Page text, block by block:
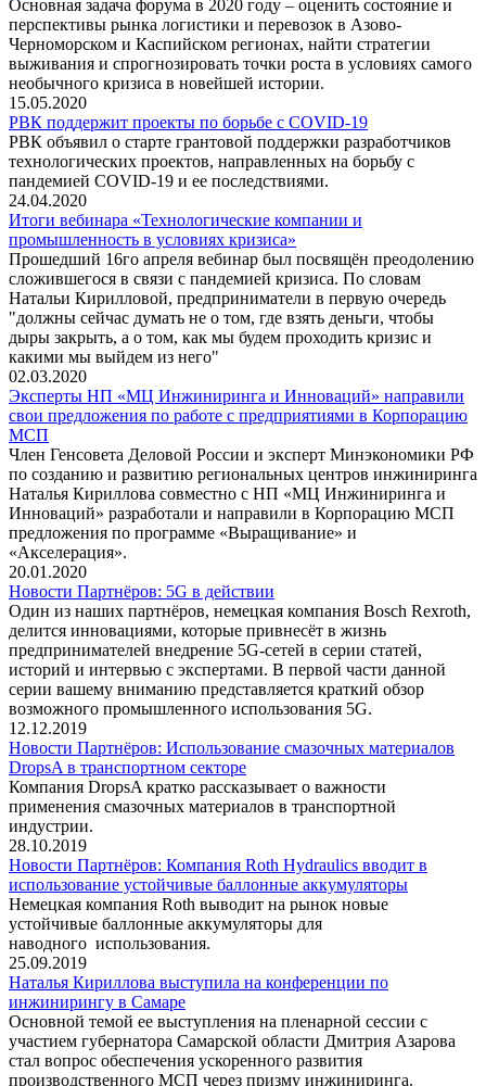
Основная задача форума в 2020 году – оценить состояние и
перспективы рынка логистики и перевозок в Азово-
Черноморском и Каспийском регионах, найти стратегии
выживания и спрогнозировать точки роста в условиях самого
необычного кризиса в новейшей истории.
15.05.2020
РВК поддержит проекты по борьбе с COVID-19
РВК объявил о старте грантовой поддержки разработчиков
технологических проектов, направленных на борьбу с
пандемией COVID-19 и ее последствиями.
24.04.2020
Итоги вебинара «Технологические компании и
промышленность в условиях кризиса»
Прошедший 16го апреля вебинар был посвящён преодолению
сложившегося в связи с пандемией кризиса. По словам
Натальи Кирилловой, предприниматели в первую очередь
"должны сейчас думать не о том, где взять деньги, чтобы
дыры закрыть, а о том, как мы будем проходить кризис и
какими мы выйдем из него"
02.03.2020
Эксперты НП «МЦ Инжиниринга и Инноваций» направили
свои предложения по работе с предприятиями в Корпорацию
МСП
Член Генсовета Деловой России и эксперт Минэкономики РФ
по созданию и развитию региональных центров инжиниринга
Наталья Кириллова совместно с НП «МЦ Инжиниринга и
Инноваций» разработали и направили в Корпорацию МСП
предложения по программе «Выращивание» и
«Акселерация».
20.01.2020
Новости Партнёров: 5G в действии
Один из наших партнёров, немецкая компания Bosch Rexroth,
делится инновациями, которые привнесёт в жизнь
предпринимателей внедрение 5G-сетей в серии статей,
историй и интервью с экспертами. В первой части данной
серии вашему вниманию представляется краткий обзор
возможного промышленного использования 5G.
12.12.2019
Новости Партнёров: Использование смазочных материалов
DropsA в транспортном секторе
Компания DropsA кратко рассказывает о важности
применения смазочных материалов в транспортной
индустрии.
28.10.2019
Новости Партнёров: Компания Roth Hydraulics вводит в
использование устойчивые баллонные аккумуляторы
Немецкая компания Roth выводит на рынок новые
устойчивые баллонные аккумуляторы для
наводного использования.
25.09.2019
Наталья Кириллова выступила на конференции по
инжинирингу в Самаре
Основной темой ее выступления на пленарной сессии с
участием губернатора Самарской области Дмитрия Азарова
стал вопрос обеспечения ускоренного развития
производственного МСП через призму инжиниринга.